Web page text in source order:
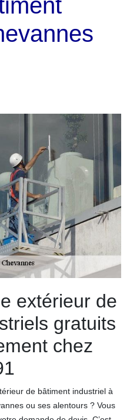
extérieur de
gratuits
chez
de bâtiment industriel à
ou ses alentours ? Vous